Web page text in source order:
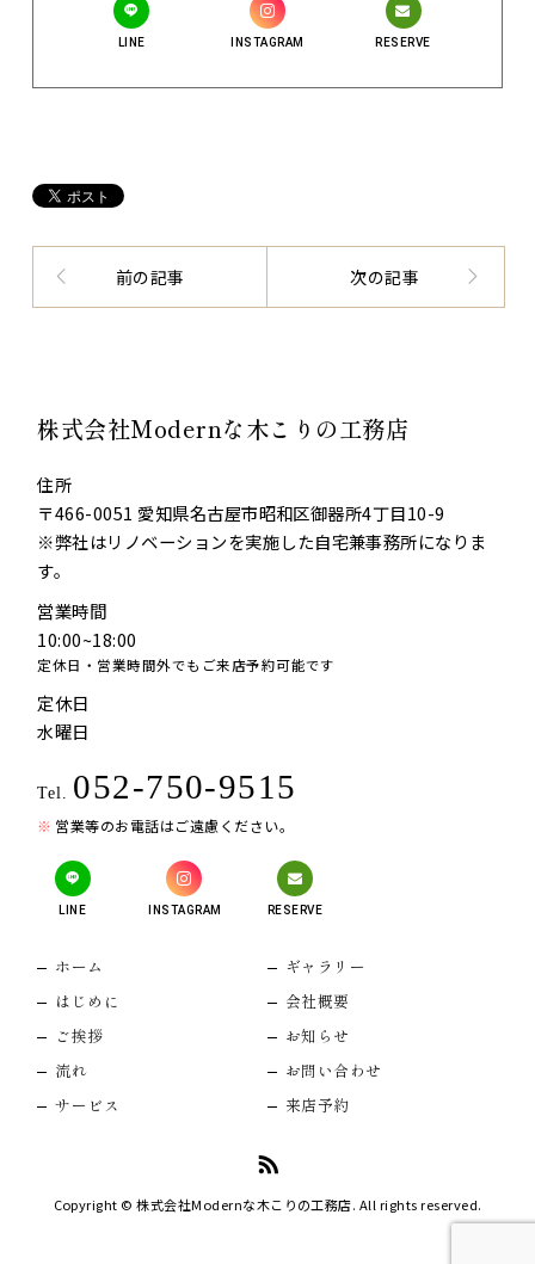
LINE INSTAGRAM RESERVE
前の記事 次の記事
株式会社Modernな木こりの工務店
住所
〒466-0051 愛知県名古屋市昭和区御器所4丁目10-9
※弊社はリノベーションを実施した自宅兼事務所になりま
す。
営業時間
10:00~18:00
定休日・営業時間外でもご来店予約可能です
定休日
水曜日
Tel. 052-750-9515
営業等のお電話はご遠慮ください。
LINE INSTAGRAM RESERVE
ホーム
はじめに
ご挨拶
流れ
サービス
ギャラリー
会社概要
お知らせ
お問い合わせ
来店予約
Copyright © 株式会社Modernな木こりの工務店. All rights reserved.